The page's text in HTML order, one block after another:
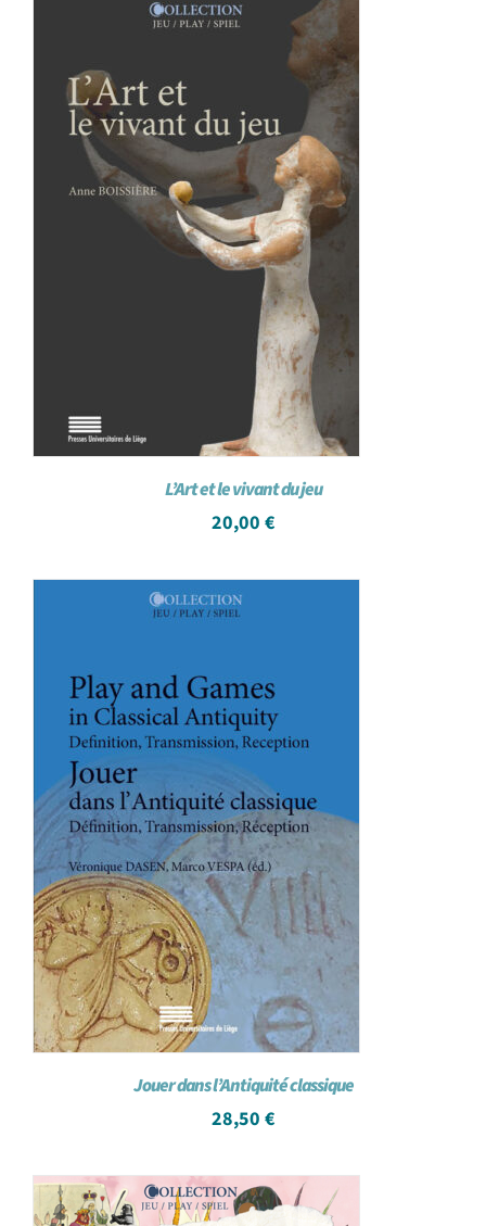
L’Art et le vivant du jeu
20,00 €
Jouer dans l’Antiquité classique
28,50 €